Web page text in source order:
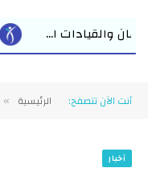
حضارية راقية مدير عام
أنت الآن تتصفح: الرئيسية »
أخبار